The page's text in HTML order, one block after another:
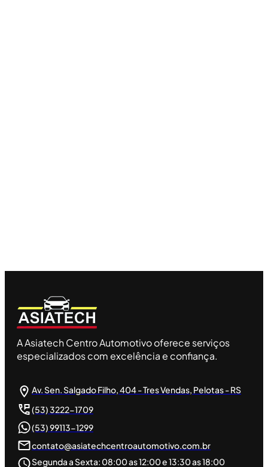
A Asiatech Centro Automotivo oferece serviços
especializados com excelência e confiança.
Av. Sen. Salgado Filho, 404 - Tres Vendas, Pelotas - RS
(53) 3222-1709
(53) 99113-1299
contato@asiatechcentroautomotivo.com.br
Segunda a Sexta: 08:00 as 12:00 e 13:30 as 18:00